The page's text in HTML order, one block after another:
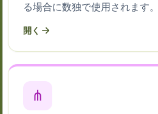
る場合に数独で使用されます。
開く
⋔